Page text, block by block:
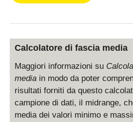
Calcolatore di fascia media
Maggiori informazioni su
media in modo da poter
risultati forniti da questo
campione di dati, il midrange,
media dei valori minimo e